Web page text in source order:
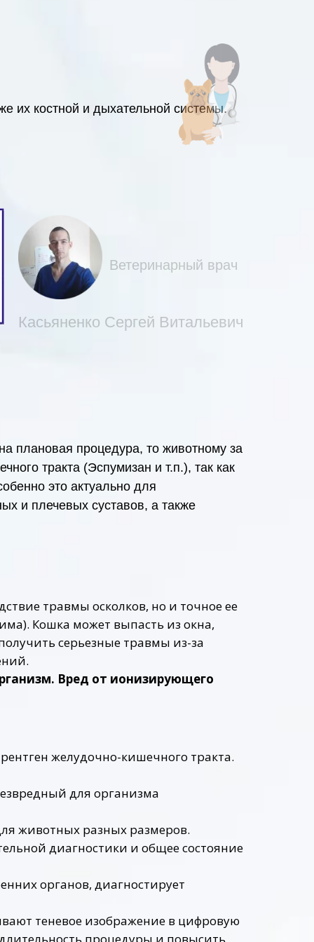
Касьяненко Сергей Витальевич
их костной и дыхательной системы.
Ветеринарный врач
плановая процедура, то животному за
тракта (Эспумизан и т.п.), так как
это актуально для
и плечевых суставов, а также
травмы осколков, но и точное ее
Кошка может выпасть из окна,
серьезные травмы из-за
Вред от ионизирующего
желудочно-кишечного тракта.
для организма
животных разных размеров.
диагностики и общее состояние
органов, диагностирует
теневое изображение в цифровую